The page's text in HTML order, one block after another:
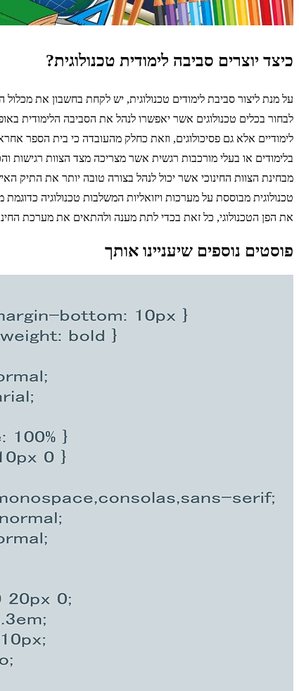
כיצד יוצרים סביבה לימודית טכנולוגית?
על מנת ליצור סביבת לימודים טכנולוגית, יש לקחת בחשבון את
לבחור בכלים טכנולוגים אשר יאפשרו לנהל את הסביבה הלימודית
לימודיים אלא גם פסיכולוגים, וזאת כחלק מהעובדה כי בית הספר
בלימודים או בעלי מורכבות רגשית אשר מצריכה מצד הצוות רגישות
מבחינת הצוות החינוכי אשר יכול לנהל בצורה טובה יותר את התיק
טכנולוגית מבוססת על מערכות ויזואליות המשלבות טכנולוגיה
את הפן הטכנולוגי, כל זאת בכדי לתת מענה ולהתאים את מערכת החינוך למאה ה 21 אשר היא
פוסטים נוספים שיעניינו אותך